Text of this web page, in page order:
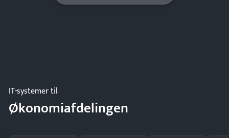
IT-systemer til
Økonomiafdelingen